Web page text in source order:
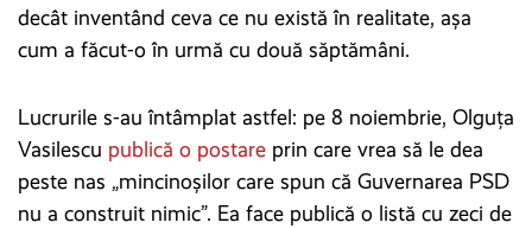
decât inventând ceva ce nu există în realitate, așa
cum a făcut-o în urmă cu două săptămâni.
Lucrurile s-au întâmplat astfel: pe 8 noiembrie, Olguța
Vasilescu publică o postare prin care vrea să le dea
peste nas „mincinoșilor care spun că Guvernarea PSD
nu a construit nimic”. Ea face publică o listă cu zeci de